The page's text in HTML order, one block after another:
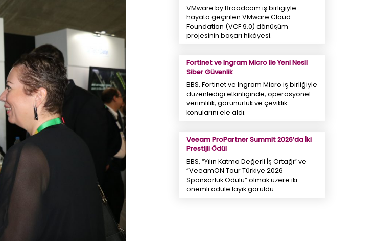
VMware by Broadcom iş birliğiyle
hayata geçirilen VMware Cloud
Foundation (VCF 9.0) dönüşüm
projesinin başarı hikâyesi.
Fortinet ve Ingram Micro ile Yeni Nesil
Siber Güvenlik
BBS, Fortinet ve Ingram Micro iş birliğiyle
düzenlediği etkinliğinde, operasyonel
verimlilik, görünürlük ve çeviklik
konularını ele aldı.
Veeam ProPartner Summit 2026’da İki
Prestijli Ödül
BBS, “Yılın Katma Değerli İş Ortağı” ve
“VeeamON Tour Türkiye 2026
Sponsorluk Ödülü” olmak üzere iki
önemli ödüle layık görüldü.